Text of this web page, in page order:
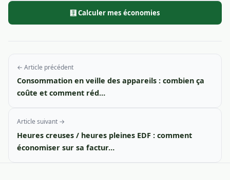
🧮 Calculer mes économies
← Article précédent
Consommation en veille des appareils : combien ça
coûte et comment réd…
Article suivant →
Heures creuses / heures pleines EDF : comment
économiser sur sa factur…